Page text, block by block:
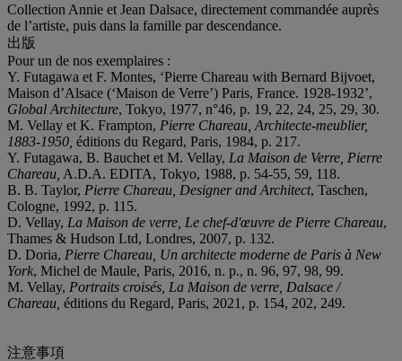
Collection Annie et Jean Dalsace, directement commandée auprès
de l’artiste, puis dans la famille par descendance.
出版
Pour un de nos exemplaires :
Y. Futagawa et F. Montes, ‘Pierre Chareau with Bernard Bijvoet,
Maison d’Alsace (‘Maison de Verre’) Paris, France. 1928-1932’,
Global Architecture, Tokyo, 1977, n°46, p. 19, 22, 24, 25, 29, 30.
M. Vellay et K. Frampton, Pierre Chareau, Architecte-meublier,
1883-1950, éditions du Regard, Paris, 1984, p. 217.
Y. Futagawa, B. Bauchet et M. Vellay, La Maison de Verre, Pierre
Chareau, A.D.A. EDITA, Tokyo, 1988, p. 54-55, 59, 118.
B. B. Taylor, Pierre Chareau, Designer and Architect, Taschen,
Cologne, 1992, p. 115.
D. Vellay, La Maison de verre, Le chef-d'œuvre de Pierre Chareau,
Thames & Hudson Ltd, Londres, 2007, p. 132.
D. Doria, Pierre Chareau, Un architecte moderne de Paris à New
York, Michel de Maule, Paris, 2016, n. p., n. 96, 97, 98, 99.
M. Vellay, Portraits croisés, La Maison de verre, Dalsace /
Chareau, éditions du Regard, Paris, 2021, p. 154, 202, 249.
注意事項